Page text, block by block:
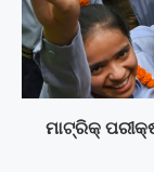
ମାଟ୍ରିକ୍‌